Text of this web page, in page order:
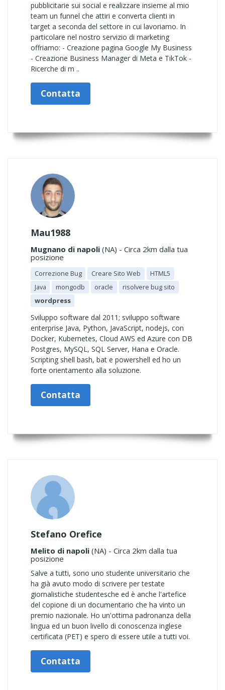
pubblicitarie sui social e realizzare insieme al mio
team un funnel che attiri e converta clienti in
target a seconda del settore in cui lavoriamo. In
particolare nel nostro servizio di marketing
offriamo: - Creazione pagina Google My Business
- Creazione Business Manager di Meta e TikTok -
Ricerche di m ..
Contatta
Mau1988
Mugnano di napoli (NA) - Circa 2km dalla tua
posizione
Correzione Bug Creare Sito Web
HTML5
Java
mongodb oracle
risolvere bug sito
wordpress
Sviluppo software dal 2011; sviluppo software
enterprise Java, Python, JavaScript, nodejs, con
Docker, Kubernetes, Cloud AWS ed Azure con DB
Postgres, MySQL, SQL Server, Hana e Oracle.
Scripting shell bash, bat e powershell ed ho un
forte orientamento alla soluzione.
Contatta
Stefano Orefice
Melito di napoli (NA) - Circa 2km dalla tua
posizione
Salve a tutti, sono uno studente universitario che
ha già avuto modo di scrivere per testate
giornalistiche studentesche ed è anche l'artefice
del copione di un documentario che ha vinto un
premio nazionale. Ho un'ottima padronanza della
lingua ed un buon livello di conoscenza inglese
certificata (PET) e spero di essere utile a tutti voi.
Contatta